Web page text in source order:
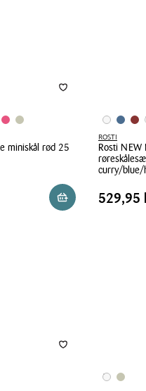
miniskål rød 25
Reservér i butik
ROSTI
Rosti NEW
curry/blue/
Rosti
NEW
Pris
Pris
529,95